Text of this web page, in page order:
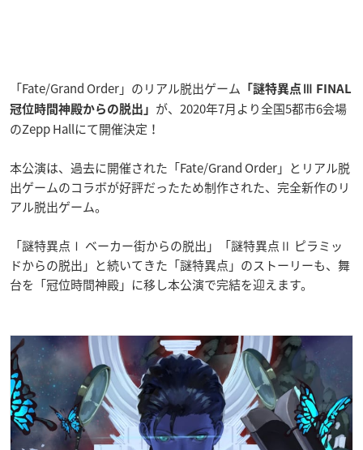
「Fate/Grand Order」のリアル脱出ゲーム 「謎特異点Ⅲ FINAL
冠位時間神殿からの脱出」 が、2020年7月より全国5都市6会場
のZepp Hallにて開催決定！
本公演は、過去に開催された「Fate/Grand Order」とリアル脱
出ゲームのコラボが好評だったため制作された、完全新作のリ
アル脱出ゲーム。
「謎特異点Ⅰ ベーカー街からの脱出」「謎特異点Ⅱ ピラミッ
ドからの脱出」と続いてきた「謎特異点」のストーリーも、舞
台を「冠位時間神殿」に移し本公演で完結を迎えます。